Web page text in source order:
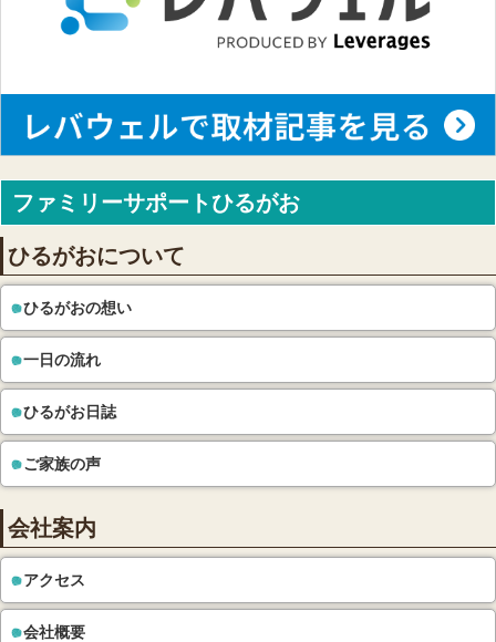
ファミリーサポートひるがお
ひるがおについて
ひるがおの想い
一日の流れ
ひるがお日誌
ご家族の声
会社案内
アクセス
会社概要